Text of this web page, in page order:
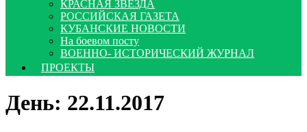
КРАСНАЯ ЗВЕЗДА
РОССИЙСКАЯ ГАЗЕТА
КУБАНСКИЕ НОВОСТИ
На боевом посту
ВОЕННО- ИСТОРИЧЕСКИЙ ЖУРНАЛ
ПРОЕКТЫ
День: 22.11.2017